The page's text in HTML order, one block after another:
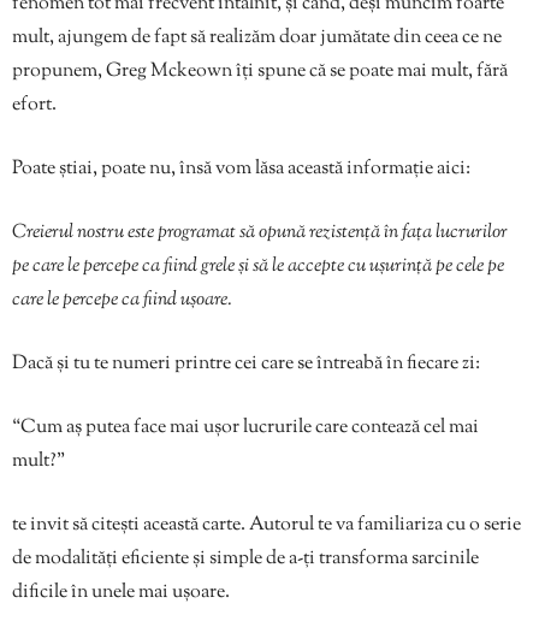
mult, ajungem de fapt să realizăm doar jumătate din ceea ce ne
propunem, Greg Mckeown îți spune că se poate mai mult, fără
efort.
Poate știai, poate nu, însă vom lăsa această informație aici:
Creierul nostru este programat să opună rezistență în fața lucrurilor
pe care le percepe ca fiind grele și să le accepte cu ușurință pe cele pe
care le percepe ca fiind ușoare.
Dacă și tu te numeri printre cei care se întreabă în fiecare zi:
“Cum aș putea face mai ușor lucrurile care contează cel mai
mult?”
te invit să citești această carte. Autorul te va familiariza cu o serie
de modalități eficiente și simple de a-ți transforma sarcinile
dificile în unele mai ușoare.